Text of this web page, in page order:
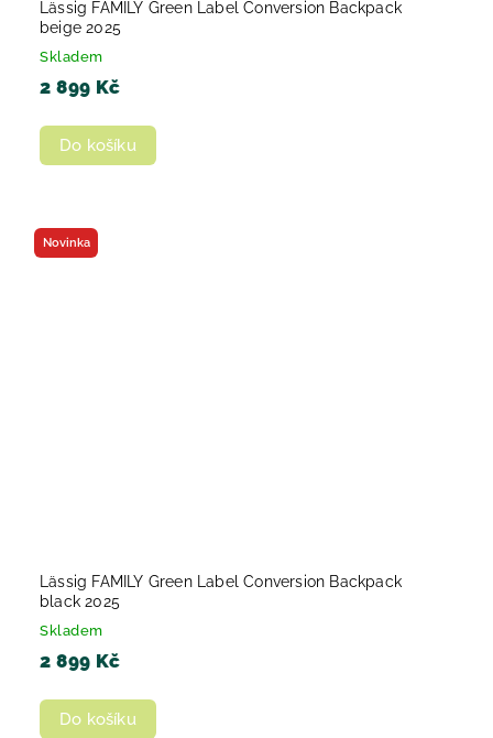
Lässig FAMILY Green Label Conversion Backpack
beige 2025
Skladem
2 899 Kč
Do košíku
Novinka
Lässig FAMILY Green Label Conversion Backpack
black 2025
Skladem
2 899 Kč
Do košíku